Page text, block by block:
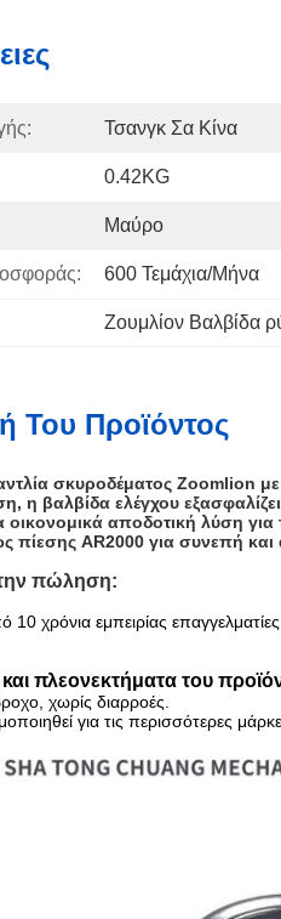
Τσανγκ Σα Κίνα
0.42KG
Μαύρο
600 Τεμάχια/μήνα
Ζουμλίον Βαλβίδα
Του Προϊόντος
σκυροδέματος Zoomlion
η βαλβίδα ελέγχου
οικονομικά αποδοτική λύση
πίεσης AR2000 για συνεπή και
πώληση:
10 χρόνια εμπειρίας
πλεονεκτήματα του
χωρίς διαρροές.
για τις περισσότερες